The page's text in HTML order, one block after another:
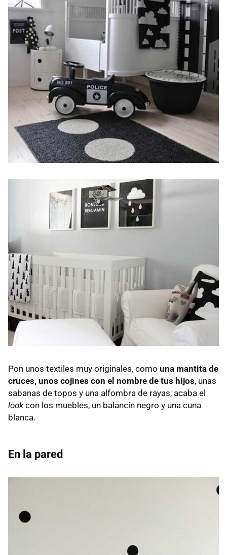
Pon unos textiles muy originales, como una mantita de
cruces, unos cojines con el nombre de tus hijos, unas
sabanas de topos y una alfombra de rayas, acaba el
lookcon los muebles, un balancín negro y una cuna
blanca.
En la pared